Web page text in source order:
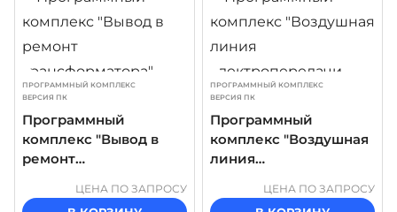
ПРОГРАММНЫЙ КОМПЛЕКС
ВЕРСИЯ ПК
Программный
комплекс "Вывод в
ремонт
ЦЕНА ПО ЗАПРОСУ
ПРОГРАММНЫЙ КОМПЛЕКС
ВЕРСИЯ ПК
Программный
комплекс "Воздушная
линия
Комплектная
ЦЕНА ПО ЗАПРОСУ